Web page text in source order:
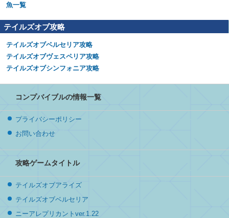
魚一覧
テイルズオブ攻略
テイルズオブベルセリア攻略
テイルズオブヴェスペリア攻略
テイルズオブシンフォニア攻略
コンプバイブルの情報一覧
プライバシーポリシー
お問い合わせ
攻略ゲームタイトル
テイルズオブアライズ
テイルズオブベルセリア
ニーアレプリカントver.1.22